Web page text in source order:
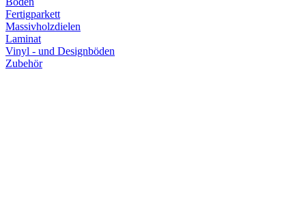
Fertigparkett
Massivholzdielen
Laminat
Vinyl - und Designböden
Zubehör